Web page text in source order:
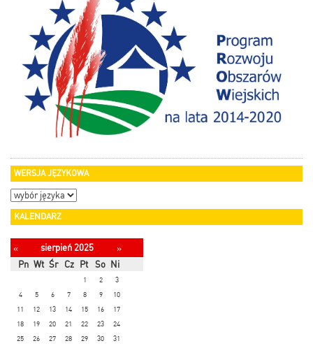
WERSJA JĘZYKOWA
KALENDARZ
« sierpień 2025
»
Pn Wt Śr Cz Pt So Ni
1 2
3
4
5 6 7 8 9
10
11
12 13 14 15 16
17
18
19 20 21 22 23
24
25
26 27 28 29 30 31